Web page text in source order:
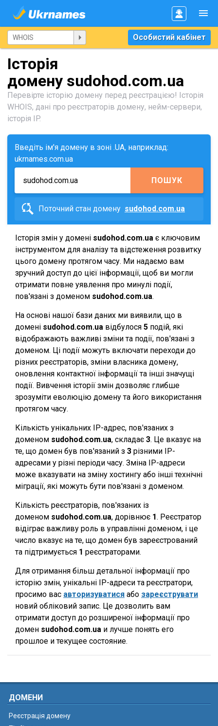
Особистий кабінет
Історія
домену sudohod.com.ua
Перевірте історію домену перед реєстрацією! Історія
WHOIS, дані про реєстраторів домену, нейм-сервери,
історія IP.
Введіть ім'я домену в зоні .UA, наприклад:
ukrnames.com.ua
ПОШУК
Поточний стан домену sudohod.com.ua
Історія змін у домені sudohod.com.ua є ключовим
інструментом для аналізу та відстеження розвитку
цього домену протягом часу. Ми надаємо вам
зручний доступ до цієї інформації, щоб ви могли
отримати повне уявлення про минулі події,
пов'язані з доменом sudohod.com.ua.
На основі нашої бази даних ми виявили, що в
домені sudohod.com.ua відбулося 5 подій, які
відображають важливі зміни та події, пов'язані з
доменом. Ці події можуть включати переходи до
різних реєстраторів, зміни власника домену,
оновлення контактної інформації та інші значущі
події. Вивчення історії змін дозволяє глибше
зрозуміти еволюцію домену та його використання
протягом часу.
Кількість унікальних IP-адрес, пов'язаних з
доменом sudohod.com.ua, складає 3. Це вказує на
те, що домен був пов'язаний з 3 різними IP-
адресами у різні періоди часу. Зміна IP-адреси
може вказувати на зміну хостингу або інші технічні
міграції, які можуть бути пов'язані з доменом.
Кількість реєстраторів, пов'язаних із
доменом sudohod.com.ua, дорівнює 1. Реєстратор
відіграє важливу роль в управлінні доменом, і це
число вказує на те, що домен був зареєстрований
та підтримується 1 реєстраторами.
Для отримання більш детальної інформації про
історію змін, унікальні IP-адреси та реєстратори,
просимо вас авторизуватися або зареєструвати
новий обліковий запис. Це дозволить вам
отримати доступ до розширеної інформації про
домен sudohod.com.ua и лучше понять его
прошлое и текущее состояние.
ДОМЕНИ
Реєстрація домену